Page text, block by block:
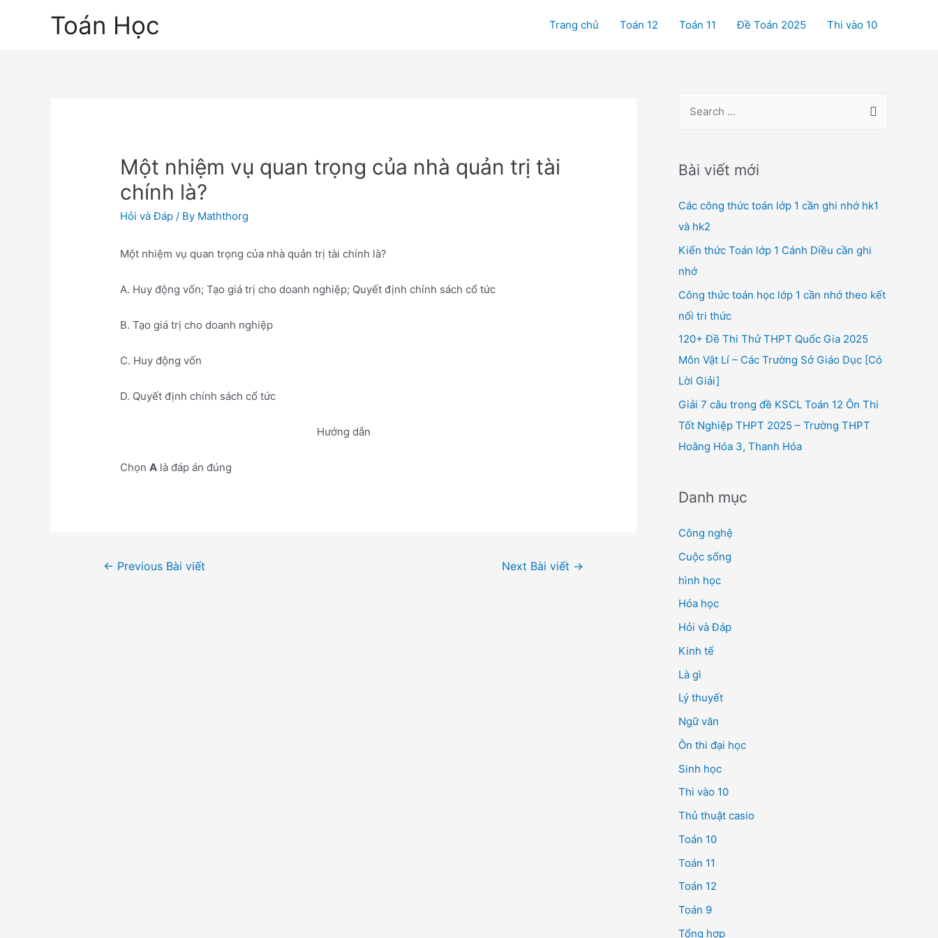
Toán Học Trang chủ Toán 12 Toán 11 Đề Toán 2025 Thi vào 10
Một nhiệm vụ quan trọng của nhà quản trị tài
chính là?
Hỏi và Đáp / By Maththorg
Một nhiệm vụ quan trọng của nhà quản trị tài chính là?
A. Huy động vốn; Tạo giá trị cho doanh nghiệp; Quyết định chính sách cổ tức
B. Tạo giá trị cho doanh nghiệp
C. Huy động vốn
D. Quyết định chính sách cổ tức
Hướng dẫn
ChọnA là đáp án đúng
Điều← Previous Bài viết Next Bài viết →
r
h
f
o
r
:
Bài viết mới
Các công thức toán lớp 1 cần ghi nhớ hk1
và hk2
Kiến thức Toán lớp 1 Cánh Diều cần ghi
nhớ
Công thức toán học lớp 1 cần nhớ theo kết
nối tri thức
120+ Đề Thi Thử THPT Quốc Gia 2025
Môn Vật Lí – Các Trường Sở Giáo Dục [Có
Lời Giải]
Giải 7 câu trong đề KSCL Toán 12 Ôn Thi
Tốt Nghiệp THPT 2025 – Trường THPT
Hoằng Hóa 3, Thanh Hóa
Danh mục
Công nghệ
Cuộc sống
hình học
Hóa học
Hỏi và Đáp
Kinh tế
Là gì
Lý thuyết
Ngữ văn
Ôn thi đại học
Sinh học
Thi vào 10
Thủ thuật casio
Toán 10
Toán 11
Toán 12
Toán 9
Tổng hợp